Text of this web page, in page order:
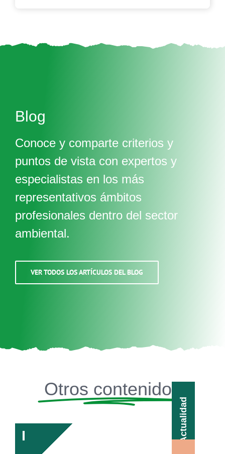
Blog
Conoce y comparte criterios y
puntos de vista con expertos y
especialistas en los más
representativos ámbitos
profesionales dentro del sector
ambiental.
VER TODOS LOS ARTÍCULOS DEL BLOG
Otros contenidos
Actualidad